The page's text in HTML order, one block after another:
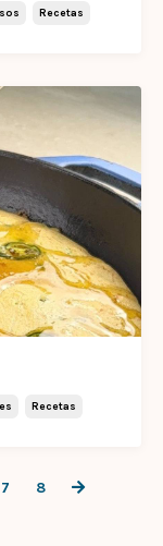
Recetas
Recetas
7 8